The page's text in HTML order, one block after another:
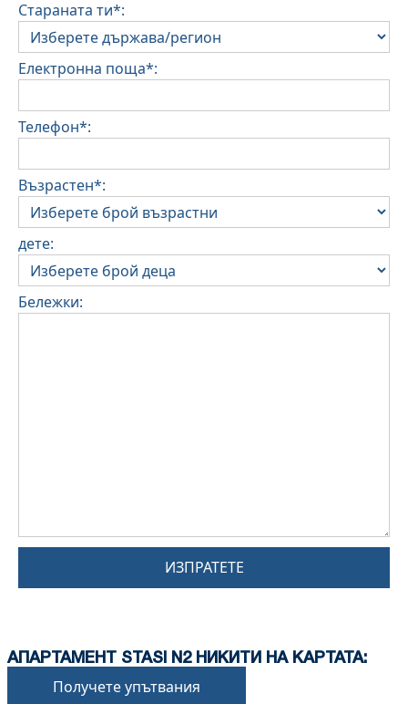
Стараната ти*:
Електронна поща*:
Телефон*:
Възрастен*:
дете:
Бележки:
ИЗПРАТЕТЕ
АПАРТАМЕНТ STASI N2 НИКИТИ НА КАРТАТА:
Получете упътвания